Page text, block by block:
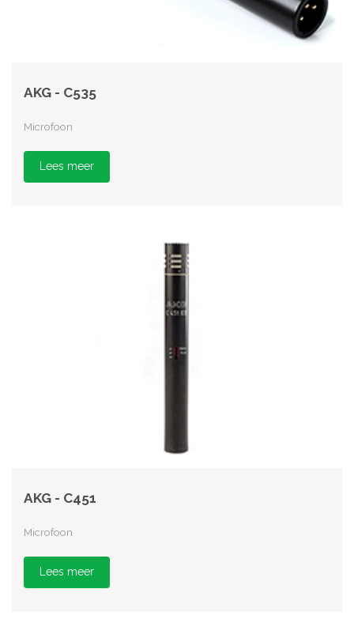
AKG - C535
Microfoon
Lees meer
AKG - C451
Microfoon
Lees meer